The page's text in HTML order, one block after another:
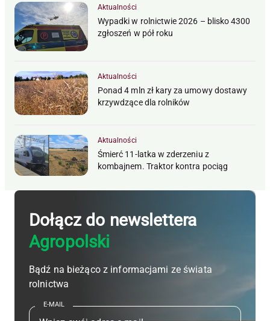
Aktualności
Wypadki w rolnictwie 2026 – blisko 4300
zgłoszeń w pół roku
Aktualności
Ponad 4 mln zł kary za umowy dostawy
krzywdzące dla rolników
Aktualności
Śmierć 11-latka w zderzeniu z
kombajnem. Traktor kontra pociąg
Dołącz do newslettera
Agropolski
Bądź na bieżąco z informacjami ze świata
rolnictwa
E-MAIL